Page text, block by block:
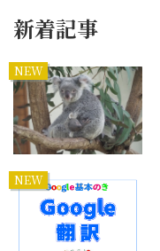
新着記事
NEW
NEW